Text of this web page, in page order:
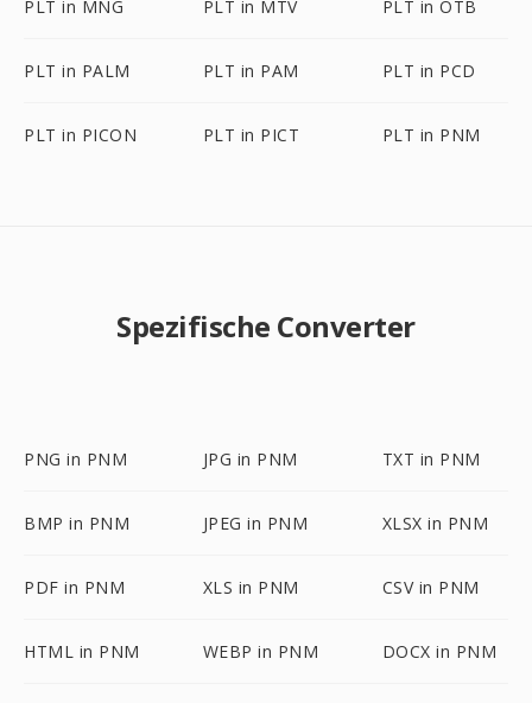
PLT in MNG PLT in MTV PLT in OTB
PLT in PALM PLT in PAM PLT in PCD
PLT in PICON PLT in PICT PLT in PNM
Spezifische Converter
PNG in PNM JPG in PNM TXT in PNM
BMP in PNM JPEG in PNM XLSX in PNM
PDF in PNM XLS in PNM CSV in PNM
HTML in PNM WEBP in PNM DOCX in PNM